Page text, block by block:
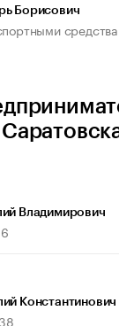
Борисович
Владимирович
Константинович